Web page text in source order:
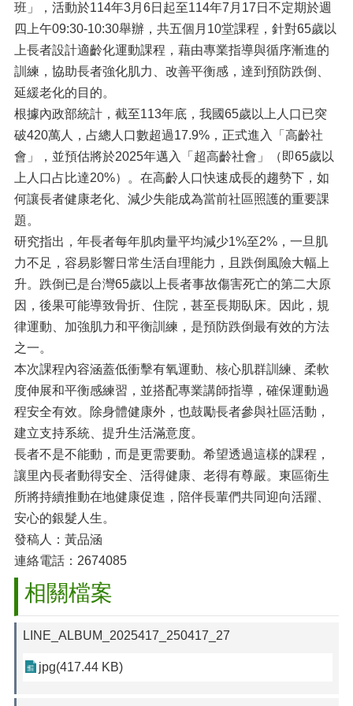
班」，活動於114年3月6日起至114年7月17日不定期於週
四上午09:30-10:30舉辦，共五個月10堂課程，針對65歲以
上長者設計適齡化運動課程，藉由專業指導與循序漸進的
訓練，協助長者強化肌力、改善平衡感，達到預防跌倒、
延緩老化的目的。
根據內政部統計，截至113年底，我國65歲以上人口已突
破420萬人，占總人口數超過17.9%，正式進入「高齡社
會」，並預估將於2025年邁入「超高齡社會」（即65歲以
上人口占比達20%）。在高齡人口快速成長的趨勢下，如
何讓長者健康老化、減少失能成為當前社區照護的重要課
題。
研究指出，年長者每年肌肉量平均減少1%至2%，一旦肌
力不足，容易影響日常生活自理能力，且跌倒風險大幅上
升。跌倒已是台灣65歲以上長者事故傷害死亡的第二大原
因，後果可能導致骨折、住院，甚至長期臥床。因此，規
律運動、加強肌力和平衡訓練，是預防跌倒最有效的方法
之一。
本次課程內容涵蓋低衝擊有氧運動、核心肌群訓練、柔軟
度伸展和平衡感練習，並搭配專業講師指導，確保運動過
程安全有效。除身體健康外，也鼓勵長者參與社區活動，
建立支持系統、提升生活滿意度。
長者不是不能動，而是更需要動。希望透過這樣的課程，
讓里內長者動得安全、活得健康、老得有尊嚴。東區衛生
所將持續推動在地健康促進，陪伴長輩們共同迎向活躍、
安心的銀髮人生。
發稿人：黃品涵
連絡電話：2674085
相關檔案
LINE_ALBUM_2025417_250417_27
jpg(417.44 KB)